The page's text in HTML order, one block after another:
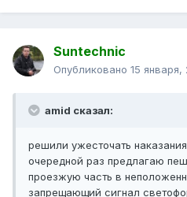
Suntechnic
Опубликовано 15 января,
amid сказал:
решили ужесточать
очередной раз предлагаю
проезжую часть в
запрещающий сигнал